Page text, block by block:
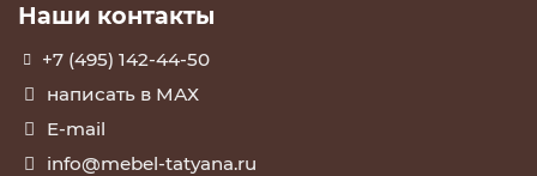
Наши контакты
+7 (495) 142-44-50
написать в МАХ
E-mail
info@mebel-tatyana.ru